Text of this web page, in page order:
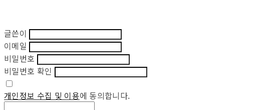
글쓴이
이메일
비밀번호
비밀번호 확인
개인정보 수집 및 이용에 동의합니다.